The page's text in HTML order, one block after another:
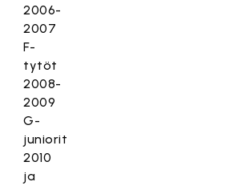
2006-
2007
F-
tytöt
2008-
2009
G-
juniorit
2010
ja